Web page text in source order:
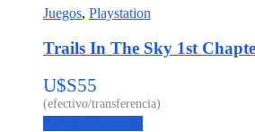
Juegos, Playstation
Trails In The Sky 1st
U$S55